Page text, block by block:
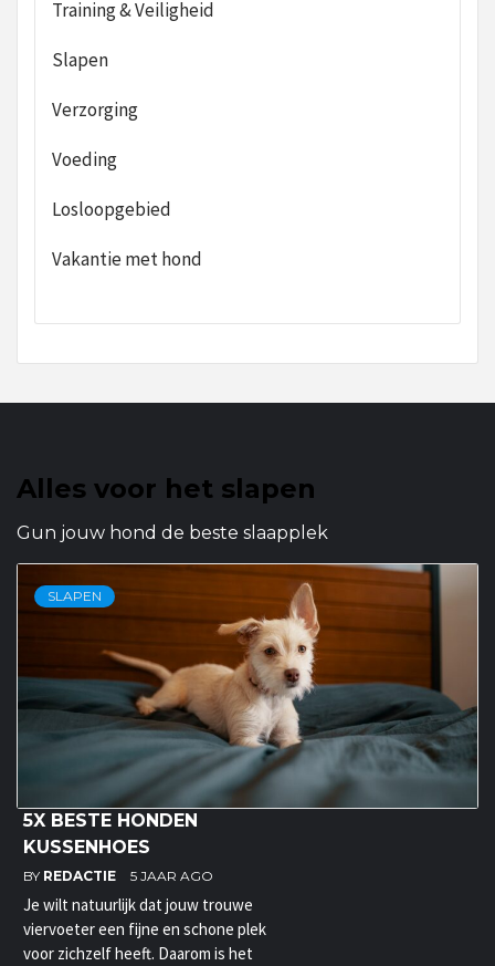
Training & Veiligheid
Slapen
Verzorging
Voeding
Losloopgebied
Vakantie met hond
Alles voor het slapen
Gun jouw hond de beste slaapplek
SLAPEN
5X BESTE HONDEN
KUSSENHOES
BY REDACTIE 5 JAAR AGO
Je wilt natuurlijk dat jouw trouwe
viervoeter een fijne en schone plek
voor zichzelf heeft. Daarom is het